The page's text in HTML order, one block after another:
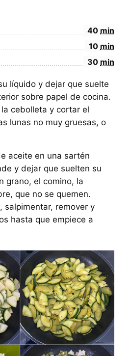
40 min
10 min
30 min
líquido y dejar que suelte
sobre papel de cocina.
cebolleta y cortar el
lunas no muy gruesas, o
aceite en una sartén
y dejar que suelten su
grano, el comino, la
que no se quemen.
salpimentar, remover y
hasta que empiece a